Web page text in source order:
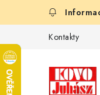
Kontakty